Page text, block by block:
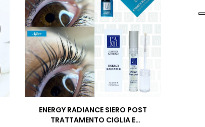
ENERGY RADIANCE SIERO POST
TRATTAMENTO CIGLIA E